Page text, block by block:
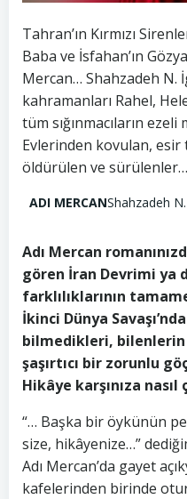
Tahran’ın Kırmızı
Baba ve İsfahan’ın
Mercan… Shahzadeh N.
kahramanları Rahel,
tüm sığınmacıların ezeli
Evlerinden kovulan,
öldürülen ve sürülenler…
ADI MERCANShahzadeh
Adı Mercan
gören İran Devrimi ya
farklılıklarının
İkinci Dünya
bilmedikleri, bilenlerin
şaşırtıcı bir zorunlu
Hikâye karşınıza nasıl
“… Başka bir öykünün
size, hikâyenize…”
Adı Mercan’da gayet
kafelerinden birinde